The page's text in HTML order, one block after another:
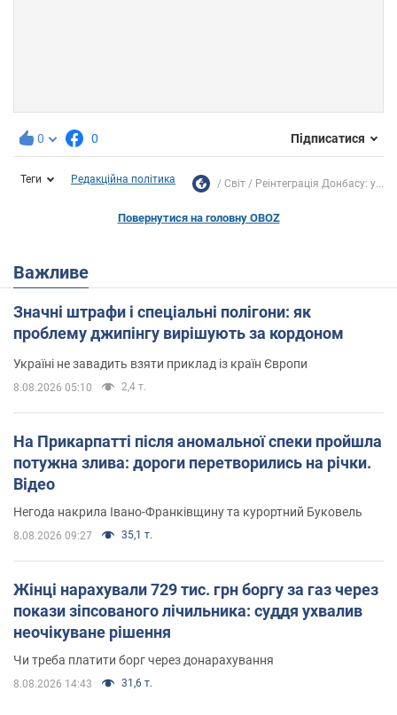
0 0 Підписатися
Теги Редакційна політика Світ Реінтеграція Донбасу: у...
Повернутися на головну OBOZ
Важливе
Значні штрафи і спеціальні полігони: як
проблему джипінгу вирішують за кордоном
Україні не завадить взяти приклад із країн Європи
8.08.2026 05:10 2,4 т.
На Прикарпатті після аномальної спеки пройшла
потужна злива: дороги перетворились на річки.
Відео
Негода накрила Івано-Франківщину та курортний Буковель
8.08.2026 09:27 35,1 т.
Жінці нарахували 729 тис. грн боргу за газ через
покази зіпсованого лічильника: суддя ухвалив
неочікуване рішення
Чи треба платити борг через донарахування
8.08.2026 14:43 31,6 т.